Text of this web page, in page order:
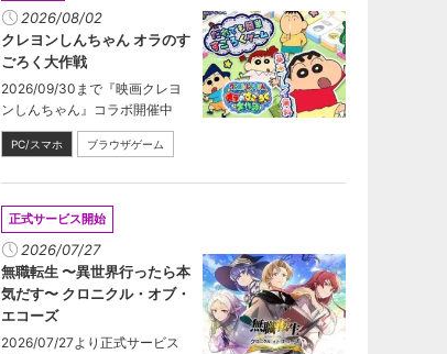
2026/08/02
クレヨンしんちゃん オラのす
ごろく大作戦
2026/09/30まで『映画クレヨ
ンしんちゃん』コラボ開催中
PC/スマホ ブラウザゲーム
正式サービス開始
2026/07/27
無職転生 〜異世界行ったら本
気だす〜 クロニクル・オブ・
エコーズ
2026/07/27より正式サービス